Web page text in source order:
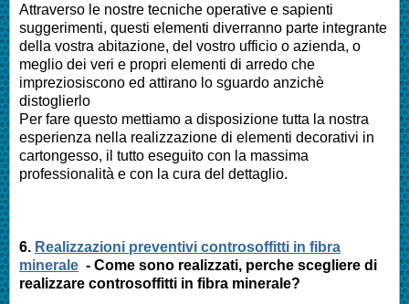
Attraverso le nostre tecniche operative e sapienti
suggerimenti, questi elementi diverranno parte integrante
della vostra abitazione, del vostro ufficio o azienda, o
meglio dei veri e propri elementi di arredo che
impreziosiscono ed attirano lo sguardo anzichè
distoglierlo
Per fare questo mettiamo a disposizione tutta la nostra
esperienza nella realizzazione di elementi decorativi in
cartongesso, il tutto eseguito con la massima
professionalità e con la cura del dettaglio.
6. Realizzazioni preventivi controsoffitti in fibra
minerale - Come sono realizzati, perche scegliere di
realizzare controsoffitti in fibra minerale?